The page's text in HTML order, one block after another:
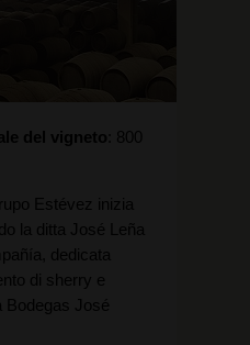
del vigneto 800
Estévez inizia
la ditta José Leña
dedicata
di sherry e
Bodegas José